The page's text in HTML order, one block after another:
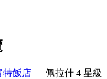
特飯店 — 佩拉什 4 星級